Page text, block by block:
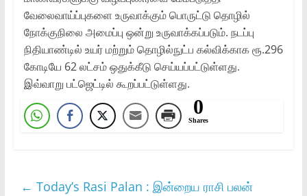
வேலைவாய்ப்புகளை உருவாக்கும் பொருட்டு தொழில்
நோக்குநிலை அமைப்பு ஒன்று உருவாக்கப்படும். நடப்பு
நிதியாண்டில் உயர் மற்றும் தொழில்நுட்ப கல்விக்காக ரூ.296
கோடியே 62 லட்சம் ஒதுக்கீடு செய்யப்பட்டுள்ளது.
இவ்வாறு பட்ஜெட்டில் கூறப்பட்டுள்ளது.
0
Shares
← Today’s Rasi Palan : இன்றைய ராசி பலன்